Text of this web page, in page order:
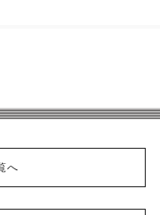
ware house
ware house
ware house
へ